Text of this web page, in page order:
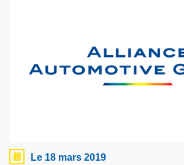
Le 18 mars 2019